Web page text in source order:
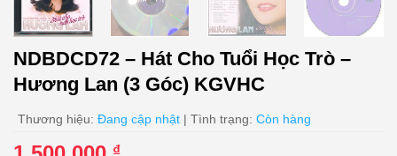
NDBDCD72 – Hát Cho Tuổi Học Trò –
Hương Lan (3 Góc) KGVHC
Thương hiệu: Đang cập nhật | Tình trạng: Còn hàng
₫